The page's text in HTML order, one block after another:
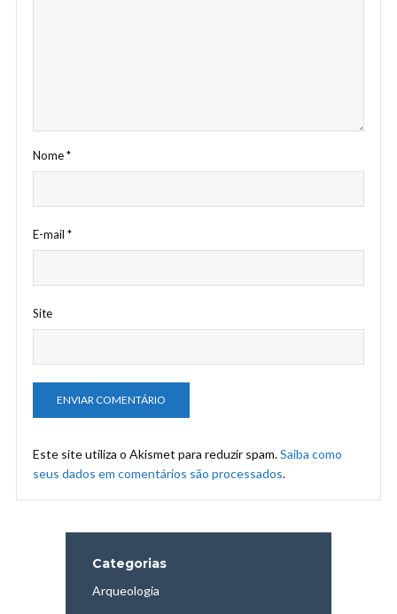
Nome*
E-mail *
Site
Este site utiliza o Akismet para reduzir spam.Saiba como
seus dados em comentários são processados.
Categorias
Arqueologia